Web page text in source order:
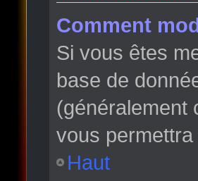
Comment
Si vous êtes
base de
(généralement
vous
Haut